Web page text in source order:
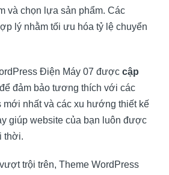
và chọn lựa sản phẩm. Các
lý nhằm tối ưu hóa tỷ lệ chuyển
Điện Máy 07 được cập
để đảm bảo tương thích với các
mới nhất và các xu hướng thiết kế
giúp website của bạn luôn được
thời.
trội trên, Theme WordPress